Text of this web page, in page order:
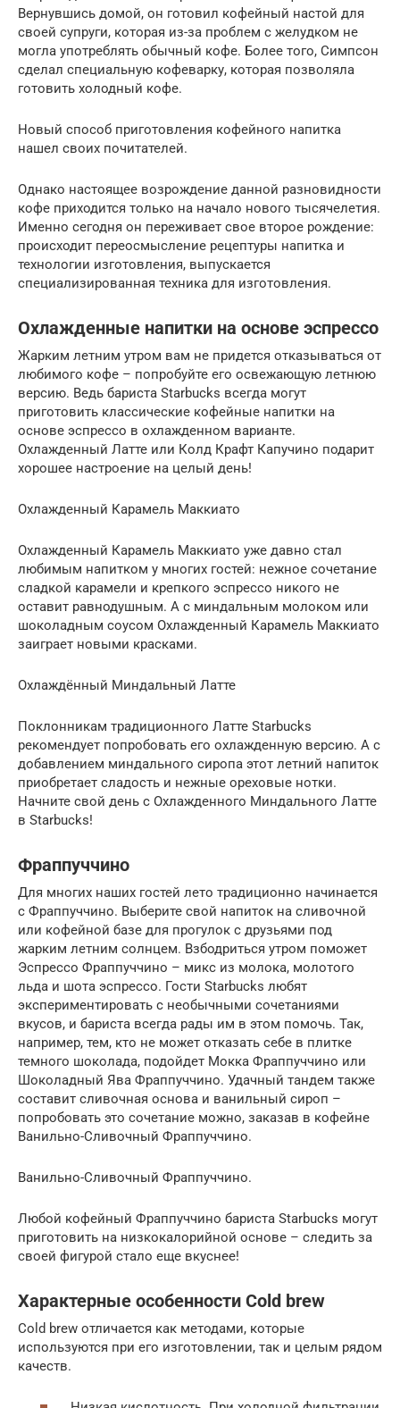
Вернувшись домой, он готовил кофейный настой для
своей супруги, которая из-за проблем с желудком не
могла употреблять обычный кофе. Более того, Симпсон
сделал специальную кофеварку, которая позволяла
готовить холодный кофе.
Новый способ приготовления кофейного напитка
нашел своих почитателей.
Однако настоящее возрождение данной разновидности
кофе приходится только на начало нового тысячелетия.
Именно сегодня он переживает свое второе рождение:
происходит переосмысление рецептуры напитка и
технологии изготовления, выпускается
специализированная техника для изготовления.
Охлажденные напитки на основе эспрессо
Жарким летним утром вам не придется отказываться от
любимого кофе – попробуйте его освежающую летнюю
версию. Ведь бариста Starbucks всегда могут
приготовить классические кофейные напитки на
основе эспрессо в охлажденном варианте.
Охлажденный Латте или Колд Крафт Капучино подарит
хорошее настроение на целый день!
Охлажденный Карамель Маккиато
Охлажденный Карамель Маккиато уже давно стал
любимым напитком у многих гостей: нежное сочетание
сладкой карамели и крепкого эспрессо никого не
оставит равнодушным. А с миндальным молоком или
шоколадным соусом Охлажденный Карамель Маккиато
заиграет новыми красками.
Охлаждённый Миндальный Латте
Поклонникам традиционного Латте Starbucks
рекомендует попробовать его охлажденную версию. А с
добавлением миндального сиропа этот летний напиток
приобретает сладость и нежные ореховые нотки.
Начните свой день с Охлажденного Миндального Латте
в Starbucks!
Фраппуччино
Для многих наших гостей лето традиционно начинается
с Фраппуччино. Выберите свой напиток на сливочной
или кофейной базе для прогулок с друзьями под
жарким летним солнцем. Взбодриться утром поможет
Эспрессо Фраппуччино – микс из молока, молотого
льда и шота эспрессо. Гости Starbucks любят
экспериментировать с необычными сочетаниями
вкусов, и бариста всегда рады им в этом помочь. Так,
например, тем, кто не может отказать себе в плитке
темного шоколада, подойдет Мокка Фраппуччино или
Шоколадный Ява Фраппуччино. Удачный тандем также
составит сливочная основа и ванильный сироп –
попробовать это сочетание можно, заказав в кофейне
Ванильно-Сливочный Фраппуччино.
Ванильно-Сливочный Фраппуччино.
Любой кофейный Фраппуччино бариста Starbucks могут
приготовить на низкокалорийной основе – следить за
своей фигурой стало еще вкуснее!
Характерные особенности Cold brew
Cold brew отличается как методами, которые
используются при его изготовлении, так и целым рядом
качеств.